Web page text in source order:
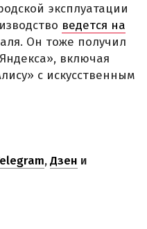
эксплуатации
ведется на
Он тоже получил
включая
с искусственным
,Дзен и